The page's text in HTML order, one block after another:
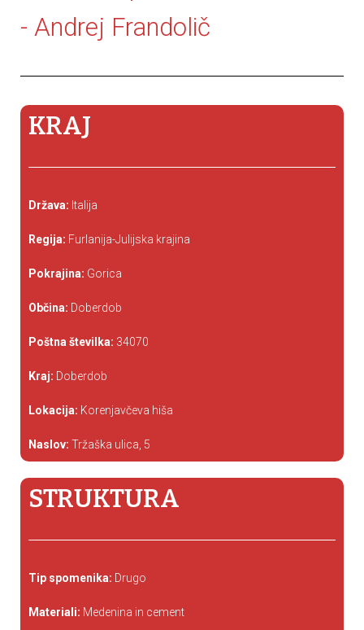
- Andrej Frandolič
KRAJ
Država: Italija
Regija: Furlanija-Julijska krajina
Pokrajina: Gorica
Občina: Doberdob
Poštna številka: 34070
Kraj: Doberdob
Lokacija: Korenjavčeva hiša
Naslov: Tržaška ulica, 5
STRUKTURA
Tip spomenika: Drugo
Materiali: Medenina in cement